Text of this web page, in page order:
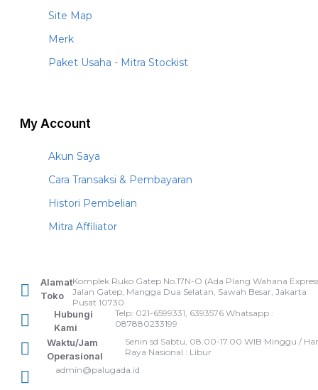
Site Map
Merk
Paket Usaha - Mitra Stockist
My Account
Akun Saya
Cara Transaksi & Pembayaran
Histori Pembelian
Mitra Affiliator
Alamat
Toko
Komplek Ruko Gatep No.17N-O (Ada Plang Wahana
Jalan Gatep, Mangga Dua Selatan, Sawah Besar, Jakarta
Pusat 10730
Hubungi
Kami
Telp: 021-6599331, 6393576 Whatsapp :
087880233199
Waktu/Jam
Operasional
Senin sd Sabtu, 08.00-17.00 WIB Minggu /
Raya Nasional : Libur
admin@palugada.id